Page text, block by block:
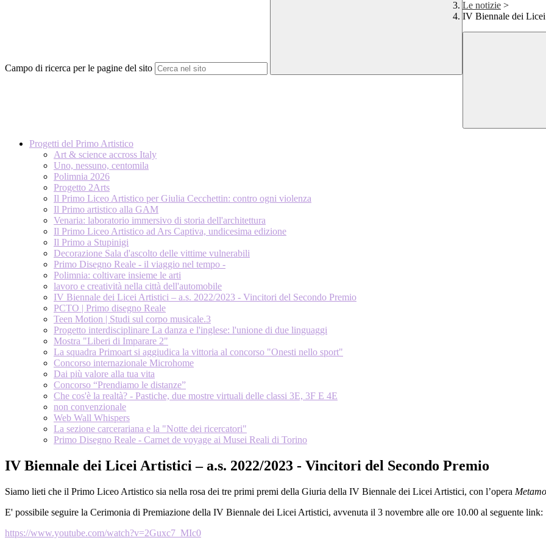
Campo di ricerca per le pagine del sito
Le notizie >
IV Biennale dei
Progetti del Primo Artistico
Art & science accross Italy
Uno, nessuno, centomila
Polimnia 2026
Progetto 2Arts
Il Primo Liceo Artistico per Giulia Cecchettin: contro ogni violenza
Il Primo artistico alla GAM
Venaria: laboratorio immersivo di storia dell'architettura
Il Primo Liceo Artistico ad Ars Captiva, undicesima edizione
Il Primo a Stupinigi
Decorazione Sala d'ascolto delle vittime vulnerabili
Primo Disegno Reale - il viaggio nel tempo -
Polimnia: coltivare insieme le arti
lavoro e creatività nella città dell'automobile
IV Biennale dei Licei Artistici – a.s. 2022/2023 - Vincitori del Secondo Premio
PCTO | Primo disegno Reale
Teen Motion | Studi sul corpo musicale.3
Progetto interdisciplinare La danza e l'inglese: l'unione di due linguaggi
Mostra "Liberi di Imparare 2"
La squadra Primoart si aggiudica la vittoria al concorso "Onesti nello sport"
Concorso internazionale Microhome
Dai più valore alla tua vita
Concorso “Prendiamo le distanze”
Che cos'è la realtà? - Pastiche, due mostre virtuali delle classi 3E, 3F E 4E
non convenzionale
Web Wall Whispers
La sezione carcerariana e la "Notte dei ricercatori"
Primo Disegno Reale - Carnet de voyage ai Musei Reali di Torino
IV Biennale dei Licei Artistici – a.s. 2022/2023 - Vincitori del Secondo Premio
Siamo lieti che il Primo Liceo Artistico sia nella rosa dei tre primi premi della Giuria della IV Biennale dei Licei Artistici, con l’opera
E' possibile seguire la Cerimonia di Premiazione della IV Biennale dei Licei Artistici, avvenuta il 3 novembre alle ore 10.00 al seguente link:
https://www.youtube.com/watch?v=2Guxc7_MIc0